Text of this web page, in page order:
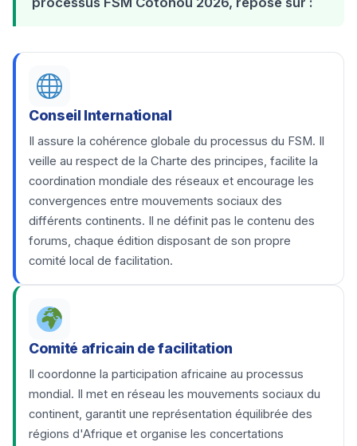
Conseil International
Il assure la cohérence globale du processus du FSM. Il
veille au respect de la Charte des principes, facilite la
coordination mondiale des réseaux et encourage les
convergences entre mouvements sociaux des
différents continents. Il ne définit pas le contenu des
forums, chaque édition disposant de son propre
comité local de facilitation.
Comité africain de facilitation
Il coordonne la participation africaine au processus
mondial. Il met en réseau les mouvements sociaux du
continent, garantit une représentation équilibrée des
régions d'Afrique et organise les concertations